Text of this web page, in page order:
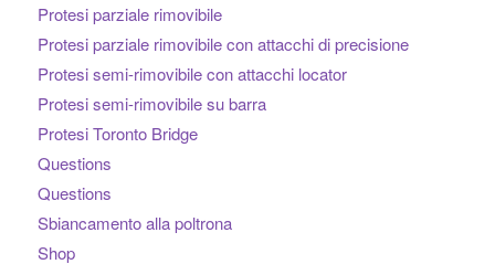
Protesi parziale rimovibile
Protesi parziale rimovibile con attacchi di precisione
Protesi semi-rimovibile con attacchi locator
Protesi semi-rimovibile su barra
Protesi Toronto Bridge
Questions
Questions
Sbiancamento alla poltrona
Shop